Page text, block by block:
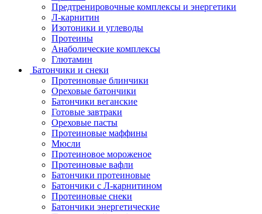
Предтренировочные комплексы и энергетики
Л-карнитин
Изотоники и углеводы
Протеины
Анаболические комплексы
Глютамин
Батончики и снеки
Протеиновые блинчики
Ореховые батончики
Батончики веганские
Готовые завтраки
Ореховые пасты
Протеиновые маффины
Мюсли
Протеиновое мороженое
Протеиновые вафли
Батончики протеиновые
Батончики с Л-карнитином
Протеиновые снеки
Батончики энергетические